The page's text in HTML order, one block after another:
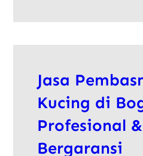
Jasa
Kucing di
Profesional &
Bergaransi